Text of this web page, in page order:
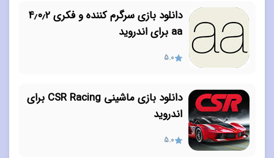
دانلود بازی سرگرم کننده و فکری ۴٫۰٫۲
aa برای اندروید
5.0
دانلود بازی ماشینی CSR Racing برای
اندروید
5.0